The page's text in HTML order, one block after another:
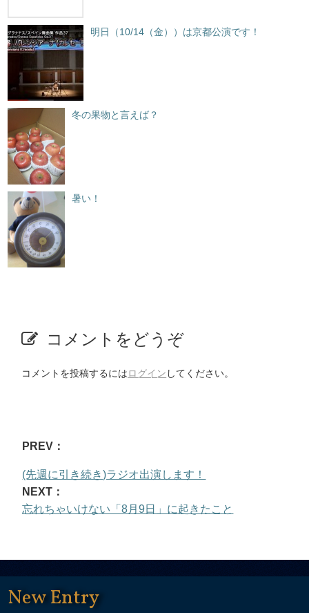
明日（10/14（金））は京都公演です！
冬の果物と言えば？
暑い！
コメントをどうぞ
コメントを投稿するにはログイン してください。
PREV：
(先週に引き続き)ラジオ出演します！
NEXT：
忘れちゃいけない「8月9日」に起きたこと
New Entry